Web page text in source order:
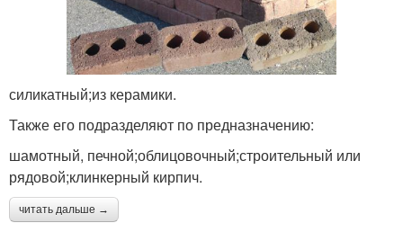
силикатный;из керамики.
Также его подразделяют по предназначению:
шамотный, печной;облицовочный;строительный или
рядовой;клинкерный кирпич.
читать дальше →